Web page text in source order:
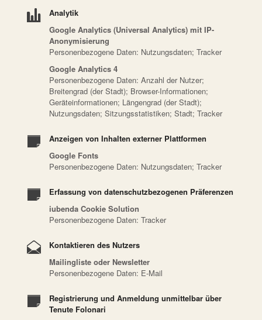
Analytik
Google Analytics (Universal Analytics) mit IP-
Anonymisierung
Personenbezogene Daten: Nutzungsdaten; Tracker
Google Analytics 4
Personenbezogene Daten: Anzahl der Nutzer;
Breitengrad (der Stadt); Browser-Informationen;
Geräteinformationen; Längengrad (der Stadt);
Nutzungsdaten; Sitzungsstatistiken; Stadt; Tracker
Anzeigen von Inhalten externer Plattformen
Google Fonts
Personenbezogene Daten: Nutzungsdaten; Tracker
Erfassung von datenschutzbezogenen Präferenzen
iubenda Cookie Solution
Personenbezogene Daten: Tracker
Kontaktieren des Nutzers
Mailingliste oder Newsletter
Personenbezogene Daten: E-Mail
Registrierung und Anmeldung unmittelbar über
Tenute Folonari